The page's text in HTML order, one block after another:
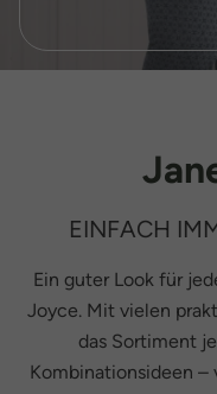
EINFACH
Ein guter Look für
Joyce. Mit vielen
das Sortiment
Kombinationsideen –